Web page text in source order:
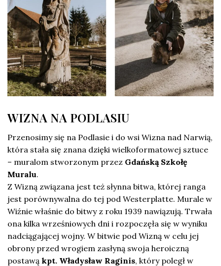
WIZNA NA PODLASIU
Przenosimy się na Podlasie i do wsi Wizna nad Narwią,
która stała się znana dzięki wielkoformatowej sztuce
– muralom stworzonym przez Gdańską Szkołę
Muralu.
Z Wizną związana jest też słynna bitwa, której ranga
jest porównywalna do tej pod Westerplatte. Murale w
Wiźnie właśnie do bitwy z roku 1939 nawiązują. Trwała
ona kilka wrześniowych dni i rozpoczęła się w wyniku
nadciągającej wojny. W bitwie pod Wizną w celu jej
obrony przed wrogiem zasłyną swoja heroiczną
postawą kpt. Władysław Raginis, który poległ w